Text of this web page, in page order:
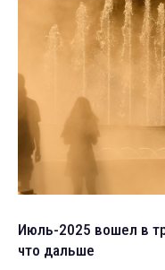
Июль-2025 вошел в
что дальше